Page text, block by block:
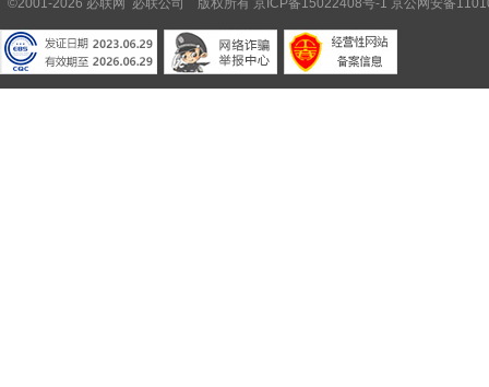
©2001-2026 必联网 必联公司 版权所有 京ICP备15022408号-1 京公网安备